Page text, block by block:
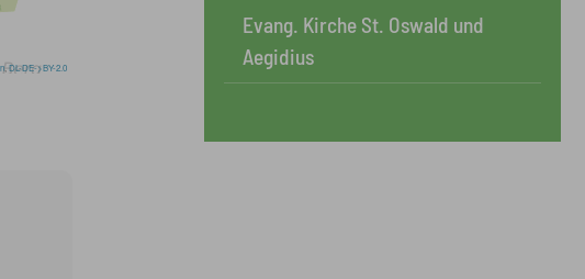
Evang. Kirche St. Oswald und
Aegidius